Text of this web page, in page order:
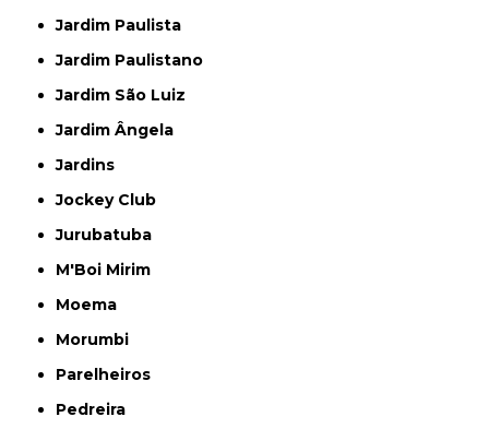
Jardim Paulista
Jardim Paulistano
Jardim São Luiz
Jardim Ângela
Jardins
Jockey Club
Jurubatuba
M'Boi Mirim
Moema
Morumbi
Parelheiros
Pedreira